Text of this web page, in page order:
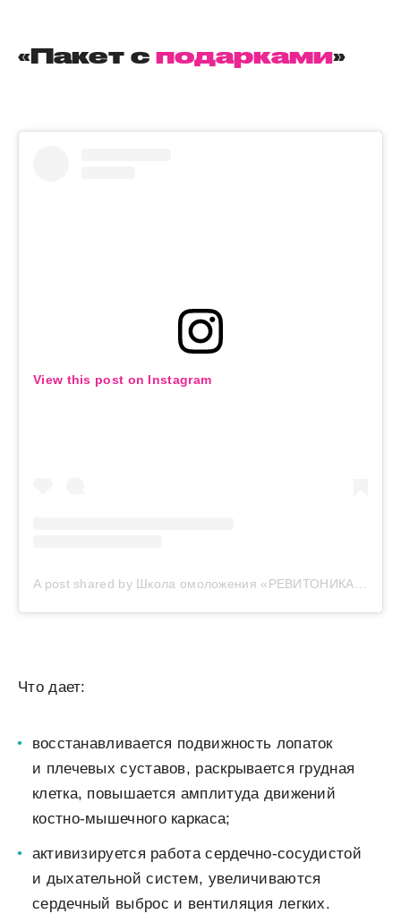
«Пакет с подарками»
View this post on Instagram
Что дает:
восстанавливается подвижность лопаток
и плечевых суставов, раскрывается грудная
клетка, повышается амплитуда движений
костно-мышечного каркаса;
активизируется работа сердечно-сосудистой
и дыхательной систем, увеличиваются
сердечный выброс и вентиляция легких.